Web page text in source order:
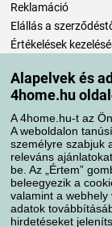
Alapelvek és
4home.hu
A 4home.hu-t az
A weboldalon
személyre szabjuk
releváns
be. Az „Értem”
beleegyezik a
valamint a
adatok
hirdetéseket
Reklamáció
Elállás a
Értékelések
Szállítási
Fizetési